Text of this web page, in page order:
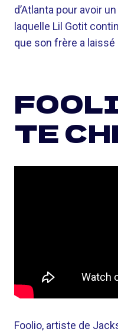
d’Atlanta pour avoir
laquelle Lil Gotit
que son frère a
TE
Foolio, artiste de